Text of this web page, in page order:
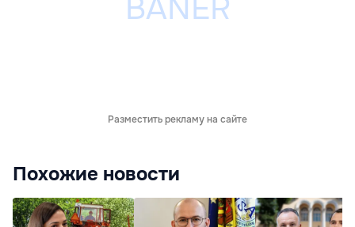
Разместить рекламу на сайте
Похожие новости